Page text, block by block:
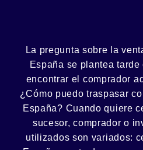
La pregunta sobre la
España se plantea
encontrar el comprador
¿Cómo puedotraspasar
España? Cuando quiere
sucesor, comprador o
utilizados son variados: